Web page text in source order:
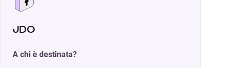
JDO
A chi è destinata?